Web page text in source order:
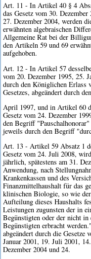
Art. 11 - In Artikel 40 § 4
das Gesetz vom 30.
27. Dezember 2004, werden
erwähnten algebraischen
Allgemeine Rat bei der
den Artikeln 59 und 69
aufgehoben.
Art. 12 - In Artikel 57
vom 20. Dezember 1995, 25.
durch den Königlichen
Gesetzes, abgeändert durch
April 1997, und in Artikel 60
Gesetz vom 24. Dezember
den Begriff
jeweils durch den Begriff
Art. 13 - Artikel 59 Absatz 1
Gesetz vom 24. Juli 2008,
jährlich, spätestens am 31.
Anwendung, nach
Krankenkassen und des
Finanzmittelhaushalt für das
klinischen Biologie, so wie
Aufteilung dieses Haushalts
Leistungen zugunsten der in
Begünstigten oder der nicht in
Begünstigten erbracht
abgeändert durch die Gesetze
Januar 2001, 19. Juli 2001,
Dezember 2004 und 24.